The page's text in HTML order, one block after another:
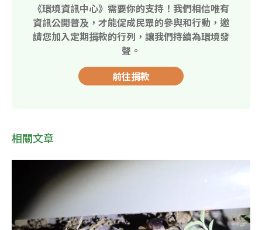
《環境資訊中心》需要你的支持！我們相信唯有
資訊公開普及，才能促成民眾的參與和行動，邀
請您加入定期捐款的行列，讓我們持續為環境發
聲。
前往捐款
相關文章